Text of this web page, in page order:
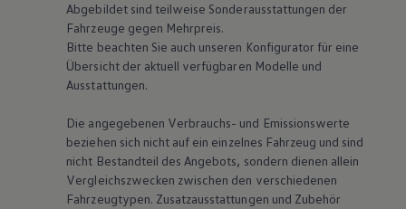
Abgebildet sind teilweise Sonderausstattungen der
Fahrzeuge gegen Mehrpreis.
Bitte beachten Sie auch unseren Konfigurator für eine
Übersicht der aktuell verfügbaren Modelle und
Ausstattungen.
Die angegebenen Verbrauchs- und Emissionswerte
beziehen sich nicht auf ein einzelnes Fahrzeug und sind
nicht Bestandteil des Angebots, sondern dienen allein
Vergleichszwecken zwischen den verschiedenen
Fahrzeugtypen. Zusatzausstattungen und Zubehör